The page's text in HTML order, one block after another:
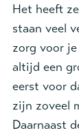
Het heeft
staan veel
zorg voor
altijd een
eerst voor
zijn zoveel
Daarnaast